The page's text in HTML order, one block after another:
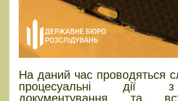
На даний час проводяться
процесуальні дії
документування та